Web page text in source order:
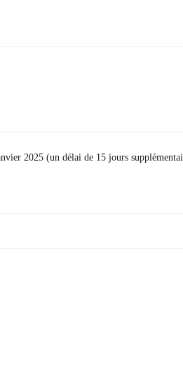
2025 (un délai de 15 jours